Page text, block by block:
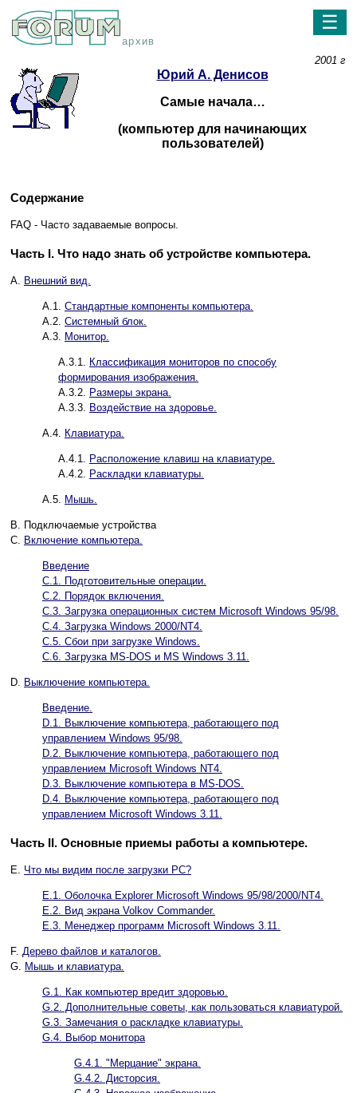
архив
☰
2001 г
Юрий А. Денисов
Самые начала…
(компьютер для начинающих
пользователей)
Содержание
FAQ - Часто задаваемые вопросы.
Часть I. Что надо знать об устройстве компьютера.
A. Внешний вид.
A.1. Стандартные компоненты компьютера.
A.2. Системный блок.
A.3. Монитор.
A.3.1. Классификация мониторов по способу
формирования изображения.
A.3.2. Размеры экрана.
A.3.3. Воздействие на здоровье.
A.4. Клавиатура.
A.4.1. Расположение клавиш на клавиатуре.
A.4.2. Раскладки клавиатуры.
A.5. Мышь.
B. Подключаемые устройства
C. Включение компьютера.
Введение
C.1. Подготовительные операции.
C.2. Порядок включения.
C.3. Загрузка операционных систем Microsoft Windows 95/98.
C.4. Загрузка Windows 2000/NT4.
C.5. Сбои при загрузке Windows.
C.6. Загрузка MS-DOS и MS Windows 3.11.
D. Выключение компьютера.
Введение.
D.1. Выключение компьютера, работающего под
управлением Windows 95/98.
D.2. Выключение компьютера, работающего под
управлением Microsoft Windows NT4.
D.3. Выключение компьютера в MS-DOS.
D.4. Выключение компьютера, работающего под
управлением Microsoft Windows 3.11.
Часть II. Основные приемы работы а компьютере.
E. Что мы видим после загрузки PC?
E.1. Оболочка Explorer Microsoft Windows 95/98/2000/NT4.
E.2. Вид экрана Volkov Commander.
E.3. Менеджер программ Microsoft Windows 3.11.
F. Дерево файлов и каталогов.
G. Мышь и клавиатура.
G.1. Как компьютер вредит здоровью.
G.2. Дополнительные советы, как пользоваться клавиатурой.
G.3. Замечания о раскладке клавиатуры.
G.4. Выбор монитора
G.4.1. "Мерцание" экрана.
G.4.2. Дисторсия.